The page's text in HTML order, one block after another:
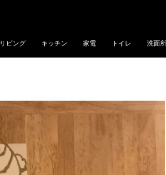
リビング キッチン 家電 トイレ 洗面所